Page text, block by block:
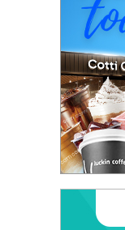
ปรึกษา
การ
ลงทุน
และ
ขยาย